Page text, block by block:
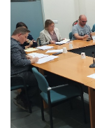
Lo
més
llegit...
Editorial